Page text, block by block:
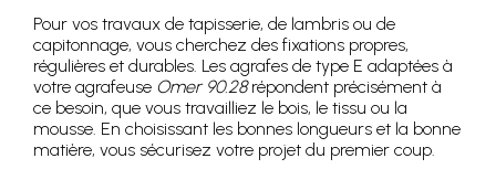
Pour vos travaux de tapisserie, de lambris ou de
capitonnage, vous cherchez des fixations propres,
régulières et durables. Les agrafes de type E adaptées à
votre agrafeuse Omer 90.28répondent précisément à
ce besoin, que vous travailliez le bois, le tissu ou la
mousse. En choisissant les bonnes longueurs et la bonne
matière, vous sécurisez votre projet du premier coup.